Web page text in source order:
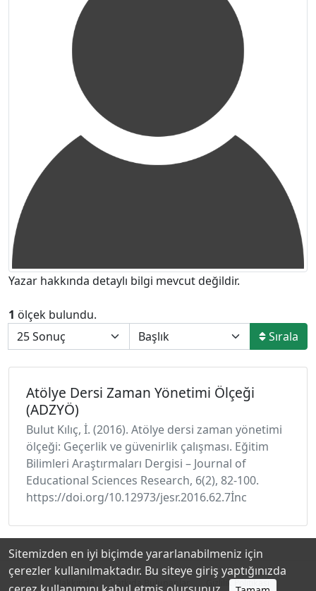
Yazar hakkında detaylı bilgi mevcut değildir.
1 ölçek bulundu.
Sırala
Atölye Dersi Zaman Yönetimi Ölçeği
(ADZYÖ)
Bulut Kılıç, İ. (2016). Atölye dersi zaman yönetimi
ölçeği: Geçerlik ve güvenirlik çalışması. Eğitim
Bilimleri Araştırmaları Dergisi – Journal of
Educational Sciences Research, 6(2), 82-100.
https://doi.org/10.12973/jesr.2016.62.7İnc
Hakkında Katkıda Bulunanlar Gizlilik Politikası
Sitemizden en iyi biçimde yararlanabilmeniz için
çerezler kullanılmaktadır. Bu siteye giriş yaptığınızda